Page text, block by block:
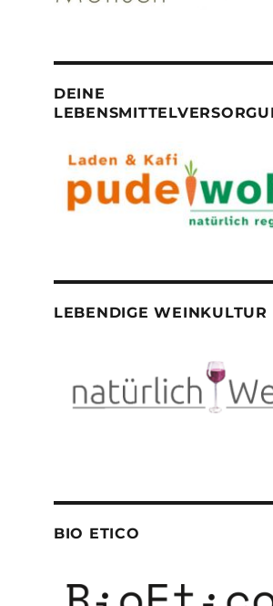
DEINE
LEBENDIGE WEINKULTUR
BIO ETICO